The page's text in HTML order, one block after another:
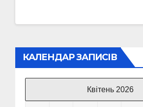
КАЛЕНДАР ЗАПИСІВ
Квітень 2026